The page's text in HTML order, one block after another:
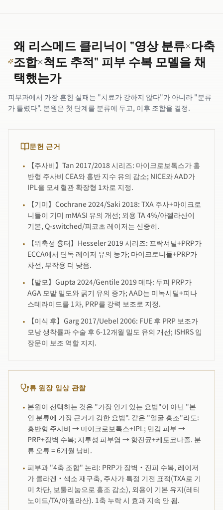
왜 리스메드 클리닉이 "영상 분류×다축
조합×척도 추적" 피부 수복 모델을 채
택했는가
피부과에서 가장 흔한 실패는 "치료가 강하지 않다"가 아니라 "분류
가 틀렸다". 본원은 첫 단계를 분류에 두고, 이후 조합을 결정.
문헌 근거
·
【주사비】Tan 2017/2018 시리즈: 마이크로보톡스가 홍
반형 주사비 CEA와 홍반 지수 유의 감소; NICE와 AAD가
IPL을 모세혈관 확장형 1차로 지정.
·
【기미】Cochrane 2024/Saki 2018: TXA 주사+마이크로
니들이 기미 mMASI 유의 개선; 외용 TA 4%/아젤라산이
기본, Q-switched/피코초 레이저는 신중히.
·
【위축성 흉터】Hesseler 2019 시리즈: 프락셔널+PRP가
ECCA에서 단독 레이저 유의 능가; 마이크로니들+PRP가
차선, 부작용 더 낮음.
·
【발모】Gupta 2024/Gentile 2019 메타: 두피 PRP가
AGA 모발 밀도와 굵기 유의 증가; AAD는 미녹시딜+피나
스테라이드를 1차, PRP를 강력 보조로 지정.
·
【이식 후】Garg 2017/Uebel 2006: FUE 후 PRP 보조가
모낭 생착률과 수술 후 6-12개월 밀도 유의 개선; ISHRS 입
장문이 보조 역할 지지.
류 원장 임상 관찰
· 본원이 선택하는 것은 "가장 인기 있는 요법"이 아닌 "본
인 분류에 가장 근거가 강한 요법". 같은 "얼굴 홍조"라도:
홍반형 주사비 → 마이크로보톡스+IPL; 민감 피부 →
PRP+장벽 수복; 지루성 피부염 → 항진균+케토코나졸. 분
류 오류 = 6개월 낭비.
· 피부과 "4축 조합" 논리: PRP가 장벽·진피 수복, 레이저
가 콜라겐·색소 재구축, 주사가 특정 기전 표적(TXA로 기
미 차단, 보툴리눔으로 홍조 감소), 외용이 기본 유지(레티
노이드/TA/아젤라산). 1축 누락 시 효과 지속 안 됨.